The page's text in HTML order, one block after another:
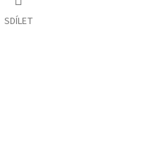
SDÍLET